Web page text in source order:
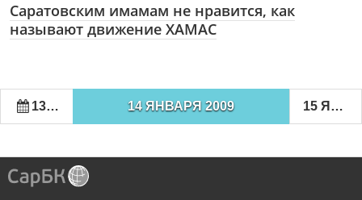
Саратовским имамам не нравится, как
называют движение ХАМАС
13 ЯНВАРЯ 2009 14 ЯНВАРЯ 2009 15 ЯНВАРЯ 2009